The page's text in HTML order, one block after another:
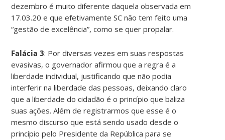
dezembro é muito diferente daquela observada em
17.03.20 e que efetivamente SC não tem feito uma
“gestão de excelência”, como se quer propalar.
Falácia 3: Por diversas vezes em suas respostas
evasivas, o governador afirmou que a regra é a
liberdade individual, justificando que não podia
interferir na liberdade das pessoas, deixando claro
que a liberdade do cidadão é o princípio que baliza
suas ações. Além de registrarmos que esse é o
mesmo discurso que está sendo usado desde o
princípio pelo Presidente da República para se